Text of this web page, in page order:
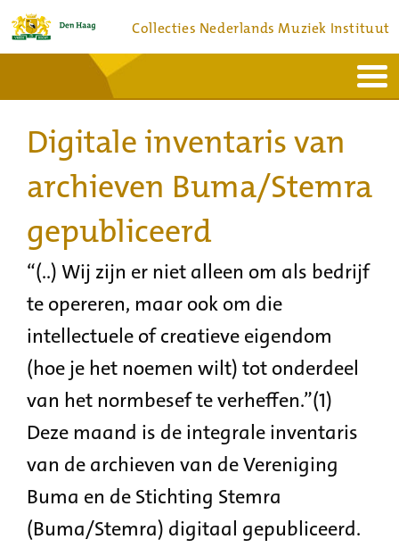
Collecties Nederlands Muziek Instituut
Bronnen en collecties
Dienstverlening
Bezoek
Over
Contact
Digitale inventaris van
archieven Buma/Stemra
gepubliceerd
“(..) Wij zijn er niet alleen om als bedrijf
te opereren, maar ook om die
intellectuele of creatieve eigendom
(hoe je het noemen wilt) tot onderdeel
van het normbesef te verheffen.”(1)
Deze maand is de integrale inventaris
van de archieven van de Vereniging
Buma en de Stichting Stemra
(Buma/Stemra) digitaal gepubliceerd.